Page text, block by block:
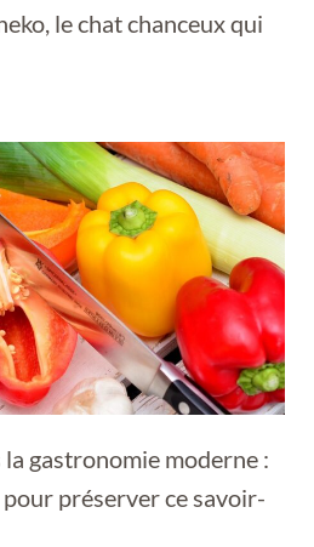
le chat chanceux qui
la gastronomie moderne :
préserver ce savoir-